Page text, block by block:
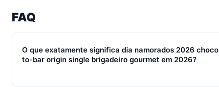
FAQ
O que exatamente significa dia namorados 2026
to-bar origin single brigadeiro gourmet em 2026?